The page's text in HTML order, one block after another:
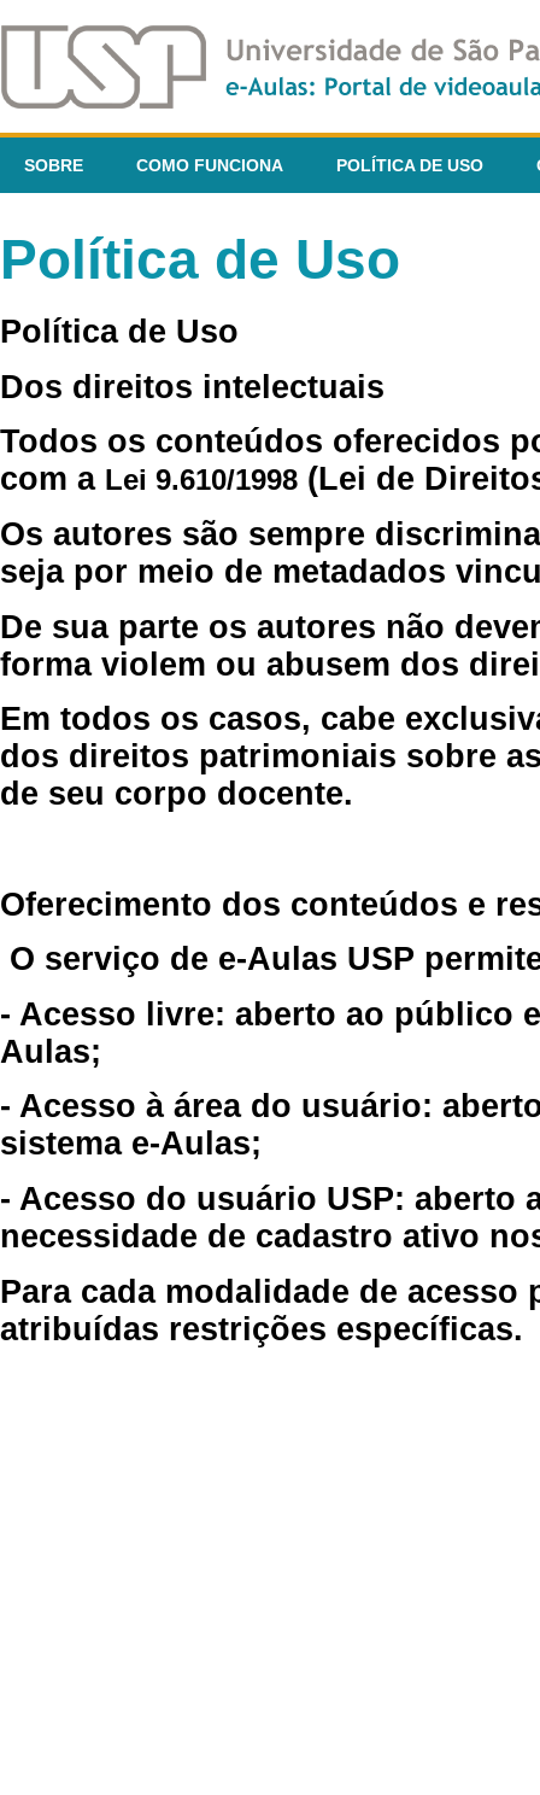
SOBRE COMO FUNCIONA POLÍTICA DE USO
Política de Uso
Política de Uso
Dos direitos intelectuais
Todos os conteúdos oferecidos
com a Lei 9.610/1998 (Lei de
Os autores são sempre
seja por meio de metadados
De sua parte os autores não
forma violem ou abusem dos
Em todos os casos, cabe
dos direitos patrimoniais sobre
de seu corpo docente.
Oferecimento dos conteúdos e
O serviço de e-Aulas USP
- Acesso livre: aberto ao público
Aulas;
- Acesso à área do usuário:
sistema e-Aulas;
- Acesso do usuário USP: aberto
necessidade de cadastro ativo
Para cada modalidade de
atribuídas restrições específicas.